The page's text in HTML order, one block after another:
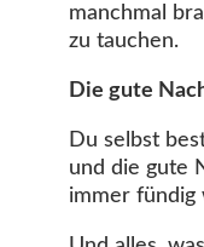
manchmal
zu tauchen.
Die gute
Du selbst
und die gute
immer fündig